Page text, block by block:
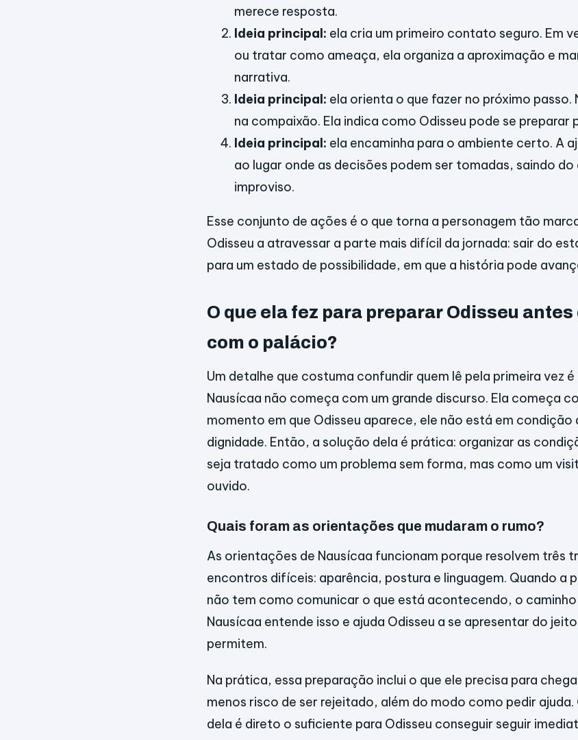
merece resposta.
Ideia principal: ela cria um primeiro contato seguro. Em
ou tratar como ameaça, ela organiza a aproximação e
narrativa.
Ideia principal: ela orienta o que fazer no próximo passo.
na compaixão. Ela indica como Odisseu pode se preparar
Ideia principal: ela encaminha para o ambiente certo. A
ao lugar onde as decisões podem ser tomadas, saindo
improviso.
Esse conjunto de ações é o que torna a personagem tão
Odisseu a atravessar a parte mais difícil da jornada: sair do
para um estado de possibilidade, em que a história pode
O que ela fez para preparar Odisseu
com o palácio?
Um detalhe que costuma confundir quem lê pela primeira vez é
Nausícaa não começa com um grande discurso. Ela começa
momento em que Odisseu aparece, ele não está em condição
dignidade. Então, a solução dela é prática: organizar as
seja tratado como um problema sem forma, mas como um
ouvido.
Quais foram as orientações que mudaram o rumo?
As orientações de Nausícaa funcionam porque resolvem três
encontros difíceis: aparência, postura e linguagem. Quando a
não tem como comunicar o que está acontecendo, o
Nausícaa entende isso e ajuda Odisseu a se apresentar do
permitem.
Na prática, essa preparação inclui o que ele precisa para
menos risco de ser rejeitado, além do modo como pedir
dela é direto o suficiente para Odisseu conseguir seguir